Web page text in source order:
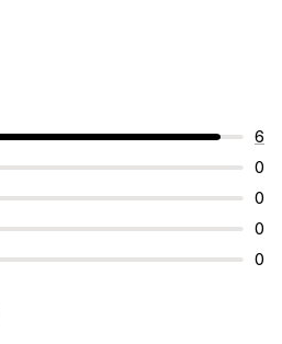
งผลบนมือถือ
ตร์
6
0
0
0
0